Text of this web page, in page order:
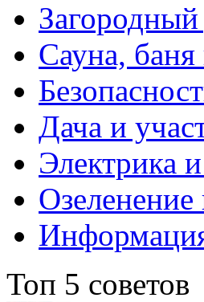
Сауна, баня
Дача и
Электрика
Топ 5 советов